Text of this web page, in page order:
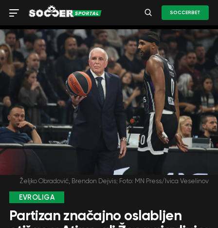
SOCCERBET
Željko Obradović, Brendon Dejvis; Foto: MN Press/Ivica Veselinov
EVROLIGA
Partizan značajno oslabljen